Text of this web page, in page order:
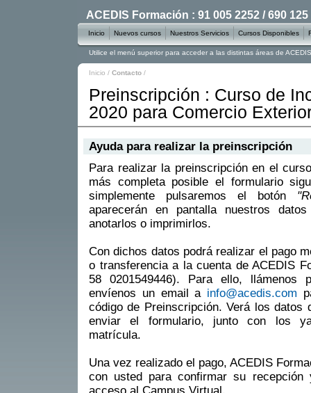
Inicio / Contacto /
Preinscripción : Curso de
2020 para Comercio
Ayuda para realizar la preinscripción
Para realizar la preinscripción en el
más completa posible el formulario
simplemente pulsaremos el botón
aparecerán en pantalla nuestros
anotarlos o imprimirlos.
Con dichos datos podrá realizar el pago
o transferencia a la cuenta de ACEDIS
58 0201549446). Para ello, llámenos
envíenos un email a info@acedis.com
código de Preinscripción. Verá los datos
enviar el formulario, junto con los
matrícula.
Una vez realizado el pago, ACEDIS
con usted para confirmar su
ACEDIS Formación : 91 005 2252 / 690 125
Inicio Nuevos cursos Nuestros Servicios Cursos Disponibles
Utilice el menú superior para acceder a las distintas áreas de